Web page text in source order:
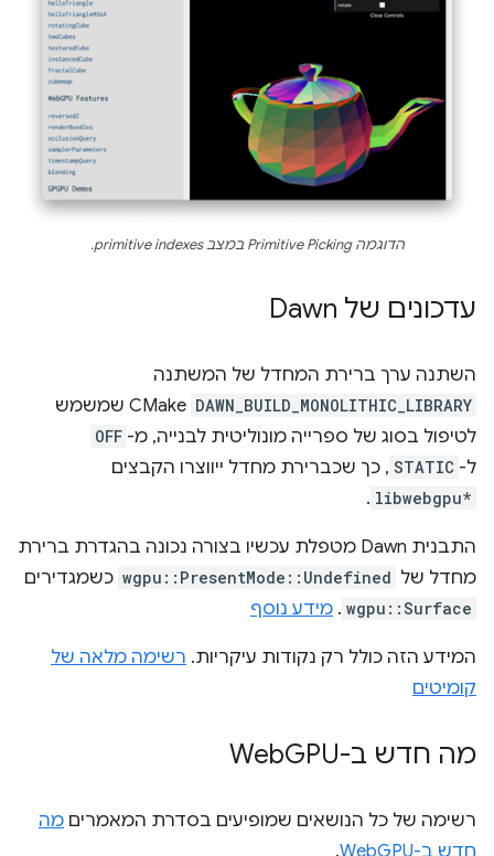
הדוגמה Primitive Picking במצב primitive indexes.
עדכונים של Dawn
השתנה ערך ברירת המחדל של המשתנה
DAWN_BUILD_MONOLITHIC_LIBRARY
CMake שמשמש
לטיפול בסוג של ספרייה מונוליטית לבנייה, מ- OFF
ל- STATIC , כך שכברירת מחדל ייווצרו הקבצים
libwebgpu*
.
התבנית Dawn מטפלת עכשיו בצורה נכונה בהגדרת ברירת
מחדל של wgpu::PresentMode::Undefined כשמגדירים
wgpu::Surface
. מידע נוסף
המידע הזה כולל רק נקודות עיקריות. רשימה מלאה של
קומיטים
מה חדש ב-WebGPU
רשימה של כל הנושאים שמופיעים בסדרת המאמרים מה
חדש ב-WebGPU
.